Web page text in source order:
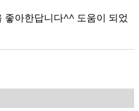
좋아한답니다^^ 도움이 되었